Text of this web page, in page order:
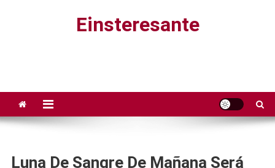
Einsteresante
Luna De Sangre De Mañana Será